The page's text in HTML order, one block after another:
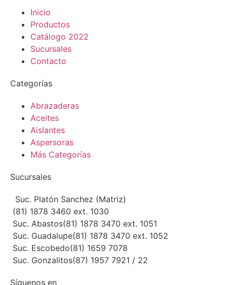
Inicio
Productos
Catálogo 2022
Sucursales
Contacto
Categorías
Abrazaderas
Aceites
Aislantes
Aspersoras
Más Categorías
Sucursales
Suc. Platón Sanchez (Matriz)
(81) 1878 3460 ext. 1030
Suc. Abastos(81) 1878 3470 ext. 1051
Suc. Guadalupe(81) 1878 3470 ext. 1052
Suc. Escobedo(81) 1659 7078
Suc. Gonzalitos(87) 1957 7921 / 22
Síguenos en